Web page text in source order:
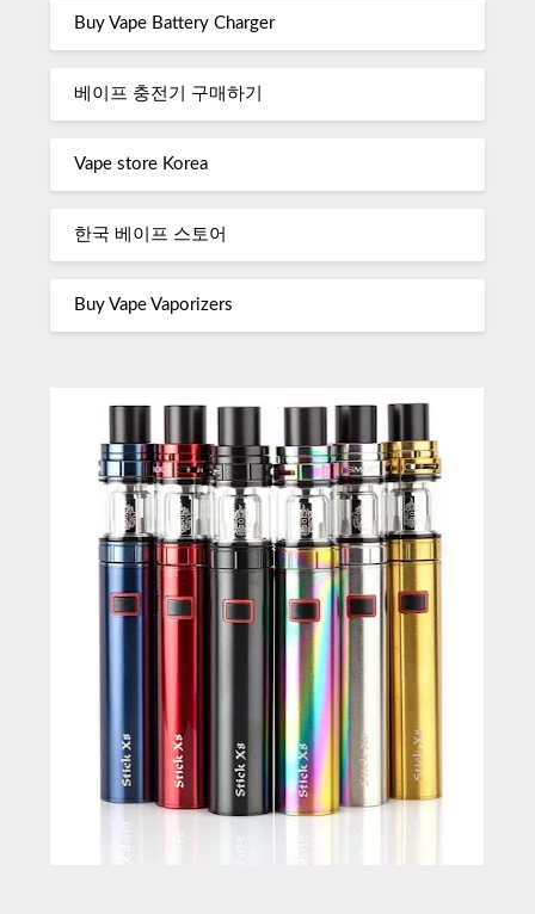
Buy Vape Battery Charger
베이프 충전기 구매하기
Vape store Korea
한국 베이프 스토어
Buy Vape Vaporizers